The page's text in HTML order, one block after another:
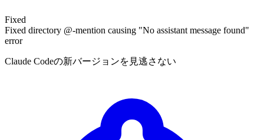
Fixed
Fixed directory @-mention causing "No assistant message found"
error
Claude Codeの新バージョンを見逃さない